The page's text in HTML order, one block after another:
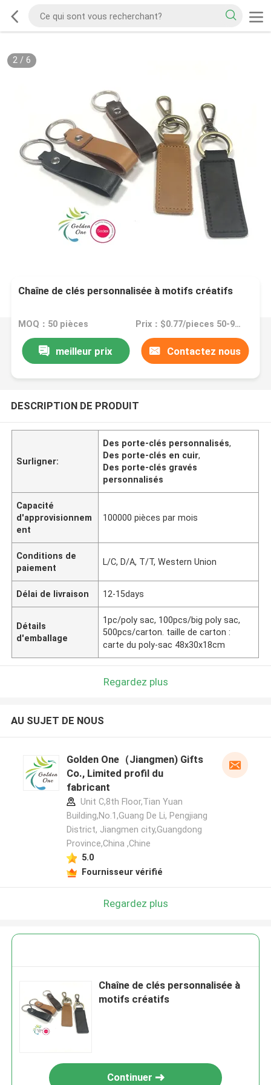
2/ 6
Chaîne de clés personnalisée à motifs créatifs
MOQ：50 pièces Prix：$0.77/pieces 50-99 pieces
meilleur prix Contactez nous
DESCRIPTION DE PRODUIT
Surligner:
Des porte-clés personnalisés,
Des porte-clés en cuir,
Des porte-clés gravés
personnalisés
Capacité
d'approvisionnem
ent
100000 pièces par mois
Conditions de
paiement
L/C, D/A, T/T, Western Union
Délai de livraison 12-15days
Détails
d'emballage
1pc/poly sac, 100pcs/big poly sac,
500pcs/carton. taille de carton :
carte du poly-sac 48x30x18cm
Regardez plus
AU SUJET DE NOUS
Golden One（Jiangmen) Gifts
Co., Limited profil du
fabricant
Unit C,8th Floor,Tian Yuan
Building,No.1,Guang De Li, Pengjiang
District, Jiangmen city,Guangdong
Province,China ,Chine
5.0
Fournisseur vérifié
Regardez plus
Chaîne de clés personnalisée à
motifs créatifs
Continuer